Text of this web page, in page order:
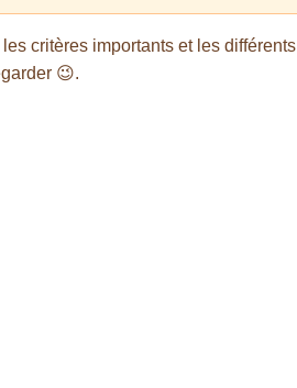
critères importants et les différents
😉.